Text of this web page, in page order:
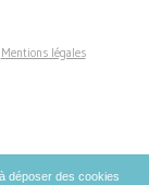
Mentions légales
déposer des cookies